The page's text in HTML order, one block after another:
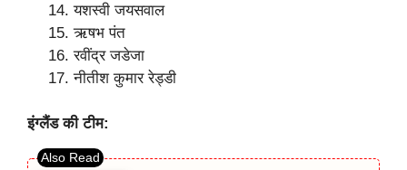
यशस्वी जयसवाल
ऋषभ पंत
रवींद्र जडेजा
नीतीश कुमार रेड्डी
इंग्लैंड की टीम: